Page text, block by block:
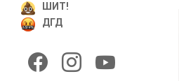
ШИТ!
ДГД